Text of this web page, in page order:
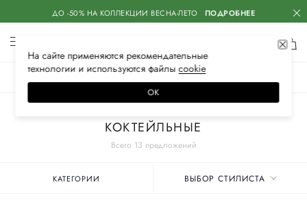
ДО -50% НА КОЛЛЕКЦИИ ВЕСНА-ЛЕТО ПОДРОБНЕЕ
Всего 13 предложений
КОКТЕЙЛЬНЫЕ
КАТЕГОРИИ ВЫБОР СТИЛИСТА
На сайте применяются рекомендательные
технологии и используются файлысооkiе
ОК